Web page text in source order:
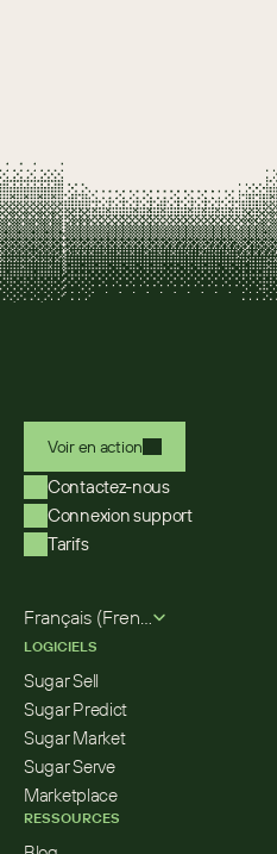
Voir en action
Contactez-nous
Connexion support
Tarifs
Français (French)
LOGICIELS
Sugar Sell
Sugar Predict
Sugar Market
Sugar Serve
Marketplace
RESSOURCES